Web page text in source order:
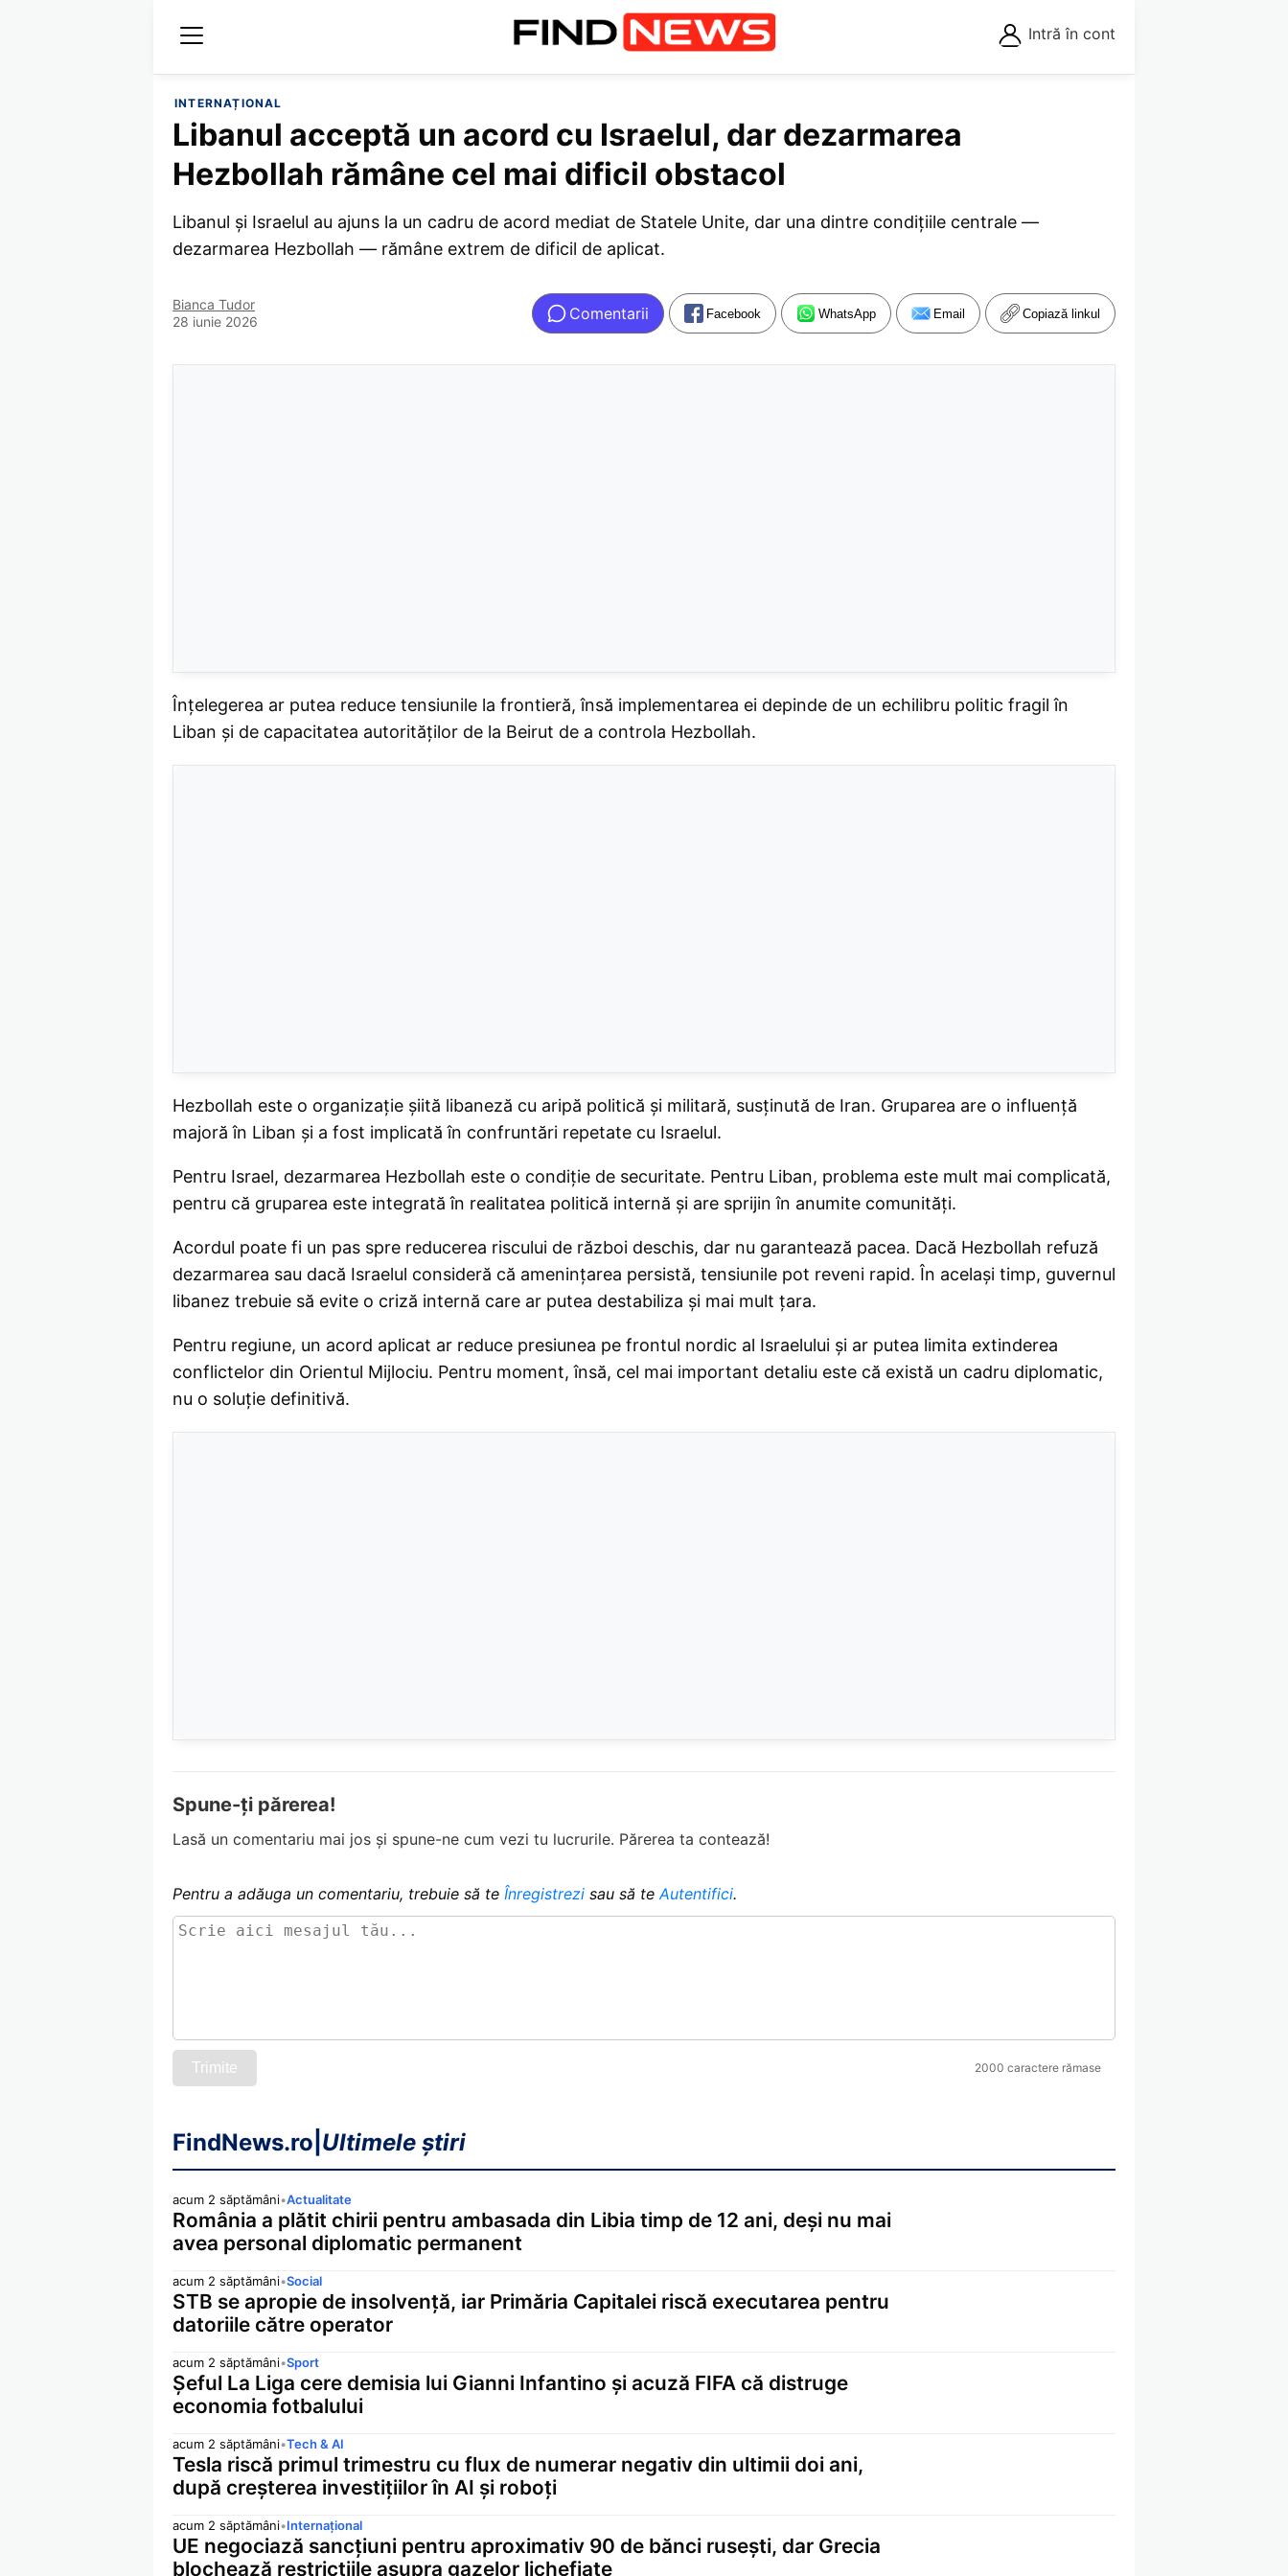
Intră în cont
INTERNAȚIONAL
Libanul acceptă un acord cu Israelul, dar dezarmarea
Hezbollah rămâne cel mai dificil obstacol
Libanul și Israelul au ajuns la un cadru de acord mediat de Statele Unite, dar una dintre condițiile centrale —
dezarmarea Hezbollah — rămâne extrem de dificil de aplicat.
Bianca Tudor
28 iunie 2026
Comentarii Facebook WhatsApp Email Copiază linkul
Înțelegerea ar putea reduce tensiunile la frontieră, însă implementarea ei depinde de un echilibru politic fragil în
Liban și de capacitatea autorităților de la Beirut de a controla Hezbollah.
Hezbollah este o organizație șiită libaneză cu aripă politică și militară, susținută de Iran. Gruparea are o influență
majoră în Liban și a fost implicată în confruntări repetate cu Israelul.
Pentru Israel, dezarmarea Hezbollah este o condiție de securitate. Pentru Liban, problema este mult mai complicată,
pentru că gruparea este integrată în realitatea politică internă și are sprijin în anumite comunități.
Acordul poate fi un pas spre reducerea riscului de război deschis, dar nu garantează pacea. Dacă Hezbollah refuză
dezarmarea sau dacă Israelul consideră că amenințarea persistă, tensiunile pot reveni rapid. În același timp, guvernul
libanez trebuie să evite o criză internă care ar putea destabiliza și mai mult țara.
Pentru regiune, un acord aplicat ar reduce presiunea pe frontul nordic al Israelului și ar putea limita extinderea
conflictelor din Orientul Mijlociu. Pentru moment, însă, cel mai important detaliu este că există un cadru diplomatic,
nu o soluție definitivă.
Spune-ți părerea!
Lasă un comentariu mai jos și spune-ne cum vezi tu lucrurile. Părerea ta contează!
Pentru a adăuga un comentariu, trebuie să te Înregistrezi sau să teAutentifici.
2000 caractere rămase
Trimite
FindNews.ro Ultimele știri
acum 2 săptămâni•Actualitate
România a plătit chirii pentru ambasada din Libia timp de 12 ani, deși nu mai
avea personal diplomatic permanent
acum 2 săptămâni•Social
STB se apropie de insolvență, iar Primăria Capitalei riscă executarea pentru
datoriile către operator
acum 2 săptămâni•Sport
Șeful La Liga cere demisia lui Gianni Infantino și acuză FIFA că distruge
economia fotbalului
acum 2 săptămâni•Tech & AI
Tesla riscă primul trimestru cu flux de numerar negativ din ultimii doi ani,
după creșterea investițiilor în AI și roboți
acum 2 săptămâni•Internațional
UE negociază sancțiuni pentru aproximativ 90 de bănci rusești, dar Grecia
blochează restricțiile asupra gazelor lichefiate